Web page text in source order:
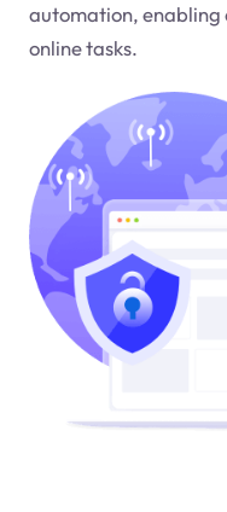
automation,
online tasks.